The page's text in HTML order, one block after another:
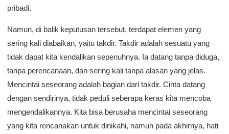
pribadi.
Namun, di balik keputusan tersebut, terdapat elemen yang
sering kali diabaikan, yaitu takdir. Takdir adalah sesuatu yang
tidak dapat kita kendalikan sepenuhnya. Ia datang tanpa diduga,
tanpa perencanaan, dan sering kali tanpa alasan yang jelas.
Mencintai seseorang adalah bagian dari takdir. Cinta datang
dengan sendirinya, tidak peduli seberapa keras kita mencoba
mengendalikannya. Kita bisa berusaha mencintai seseorang
yang kita rencanakan untuk dinikahi, namun pada akhirnya, hati